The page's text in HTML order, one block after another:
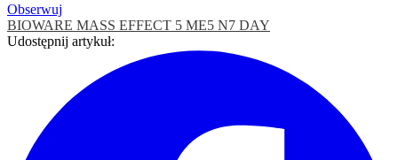
Obserwuj
BIOWARE MASS EFFECT 5 ME5 N7 DAY
Udostępnij artykuł: